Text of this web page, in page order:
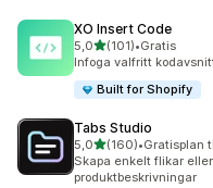
XO Insert Code
5,0av 5 stjärnor
(101)
101 recensioner totalt
•Gratis
Infoga valfritt
Built for Shopify
Tabs Studio
5,0av 5 stjärnor
(160)
160 recensioner totalt
•Gratisplan
Skapa enkelt flikar
produktbeskrivningar